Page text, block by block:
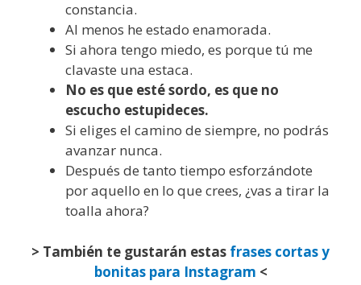
constancia.
Al menos he estado enamorada.
Si ahora tengo miedo, es porque tú me
clavaste una estaca.
No es que esté sordo, es que no
escucho estupideces.
Si eliges el camino de siempre, no podrás
avanzar nunca.
Después de tanto tiempo esforzándote
por aquello en lo que crees, ¿vas a tirar la
toalla ahora?
> También te gustarán estas frases cortas y
bonitas para Instagram <